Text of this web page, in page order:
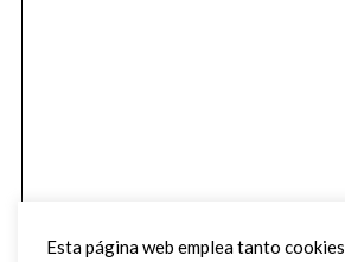
Esta página web emplea tanto cookies